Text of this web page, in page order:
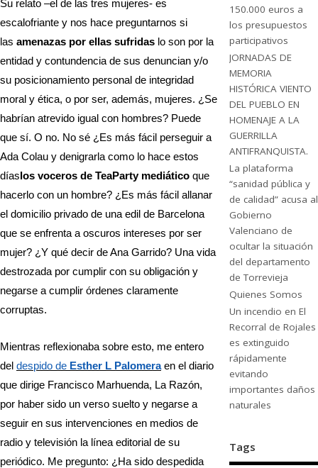
Su relato –el de las tres mujeres- es
escalofriante y nos hace preguntarnos si
las amenazas por ellas sufridas lo son por la
entidad y contundencia de sus denuncian y/o
su posicionamiento personal de integridad
moral y ética, o por ser, además, mujeres. ¿Se
habrían atrevido igual con hombres? Puede
que sí. O no. No sé ¿Es más fácil perseguir a
Ada Colau y denigrarla como lo hace estos
díaslos voceros de TeaParty mediático que
hacerlo con un hombre? ¿Es más fácil allanar
el domicilio privado de una edil de Barcelona
que se enfrenta a oscuros intereses por ser
mujer? ¿Y qué decir de Ana Garrido? Una vida
destrozada por cumplir con su obligación y
negarse a cumplir órdenes claramente
corruptas.
Mientras reflexionaba sobre esto, me entero
del despido de Esther L Palomeraen el diario
que dirige Francisco Marhuenda, La Razón,
por haber sido un verso suelto y negarse a
seguir en sus intervenciones en medios de
radio y televisión la línea editorial de su
periódico. Me pregunto: ¿Ha sido despedida
150.000 euros a
los presupuestos
participativos
JORNADAS DE
MEMORIA
HISTÓRICA VIENTO
DEL PUEBLO EN
HOMENAJE A LA
GUERRILLA
ANTIFRANQUISTA.
La plataforma
“sanidad pública y
de calidad” acusa al
Gobierno
Valenciano de
ocultar la situación
del departamento
de Torrevieja
Quienes Somos
Un incendio en El
Recorral de Rojales
es extinguido
rápidamente
evitando
importantes daños
naturales
Tags